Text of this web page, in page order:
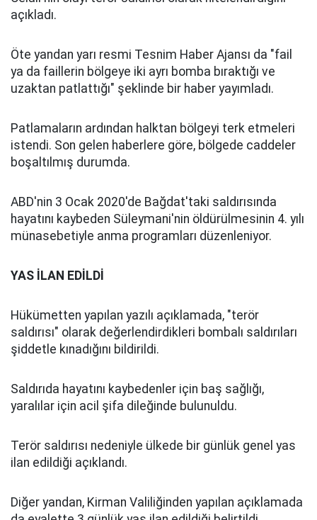
açıkladı.
Öte yandan yarı resmi Tesnim Haber Ajansı da "fail
ya da faillerin bölgeye iki ayrı bomba bıraktığı ve
uzaktan patlattığı" şeklinde bir haber yayımladı.
Patlamaların ardından halktan bölgeyi terk etmeleri
istendi. Son gelen haberlere göre, bölgede caddeler
boşaltılmış durumda.
ABD'nin 3 Ocak 2020'de Bağdat'taki saldırısında
hayatını kaybeden Süleymani'nin öldürülmesinin 4. yılı
münasebetiyle anma programları düzenleniyor.
YAS İLAN EDİLDİ
Hükümetten yapılan yazılı açıklamada, "terör
saldırısı" olarak değerlendirdikleri bombalı saldırıları
şiddetle kınadığını bildirildi.
Saldırıda hayatını kaybedenler için baş sağlığı,
yaralılar için acil şifa dileğinde bulunuldu.
Terör saldırısı nedeniyle ülkede bir günlük genel yas
ilan edildiği açıklandı.
Diğer yandan, Kirman Valiliğinden yapılan açıklamada